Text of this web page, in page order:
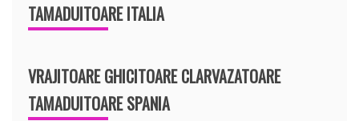
TAMADUITOARE ITALIA
VRAJITOARE GHICITOARE CLARVAZATOARE
TAMADUITOARE SPANIA